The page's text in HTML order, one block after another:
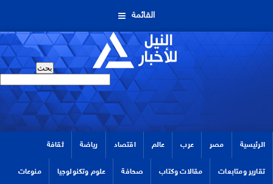
القائمة
الرئيسية مصر عرب عالم اقتصاد رياضة ثقافة
تقارير ومتابعات مقالات وكتاب صحافة علوم وتكنولوجيا منوعات